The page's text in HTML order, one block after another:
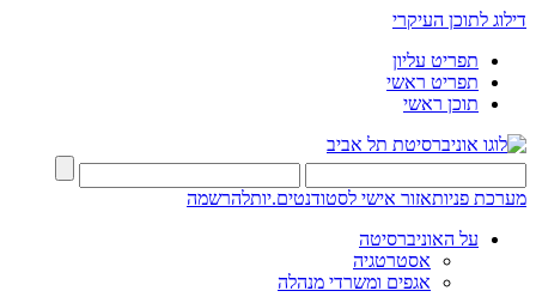
דילוג לתוכן העיקרי
תפריט עליון
תפריט ראשי
תוכן ראשי
מערכת פניותאזור אישי לסטודנטים.יותלהרשמה
על האוניברסיטה
אסטרטגיה
אגפים ומשרדי מנהלה